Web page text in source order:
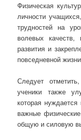
Физическая
личности
трудностей на
волевых
развития и
повседневной
Следует
ученики также
которая
важные
общую и силовую